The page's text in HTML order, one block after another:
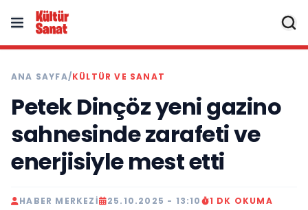
ANA SAYFA/KÜLTÜR VE SANAT
Petek Dinçöz yeni gazino
sahnesinde zarafeti ve
enerjisiyle mest etti
HABER MERKEZI 25.10.2025 - 13:10 1 DK OKUMA